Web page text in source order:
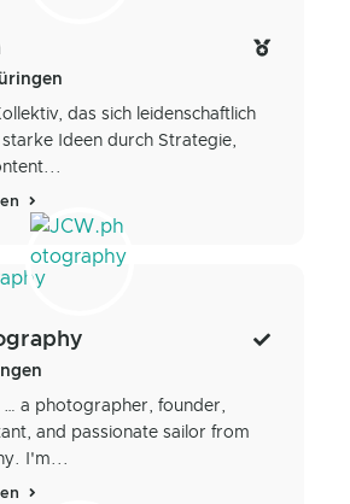
das sich leidenschaftlich
Ideen durch Strategie,
… a photographer, founder,
and passionate sailor from
I'm...